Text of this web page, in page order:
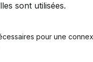
sont utilisées.
pour une